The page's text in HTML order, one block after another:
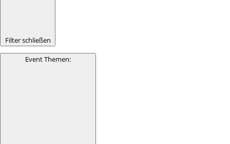
Filter schließen
Event Themen: